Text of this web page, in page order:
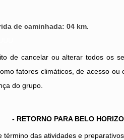
de caminhada: 04 km.
de cancelar ou alterar todos os
fatores climáticos, de acesso
do grupo.
- RETORNO PARA BELO
término das atividades e